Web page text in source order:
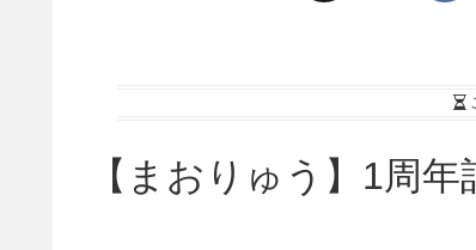
【まおりゅう】1周